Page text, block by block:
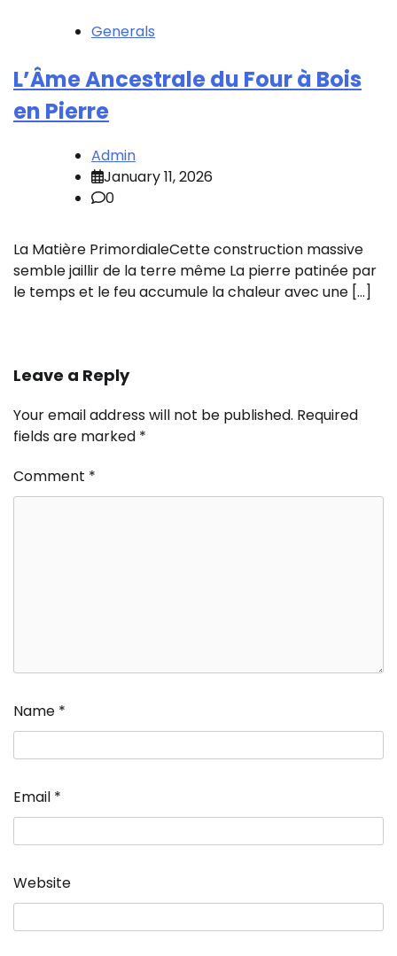
Generals
L’Âme Ancestrale du Four à Bois
en Pierre
Admin
January 11, 2026
0
La Matière PrimordialeCette construction massive
semble jaillir de la terre même La pierre patinée par
le temps et le feu accumule la chaleur avec une […]
Leave a Reply
Your email address will not be published. Required
fields are marked *
Comment *
Name *
Email *
Website